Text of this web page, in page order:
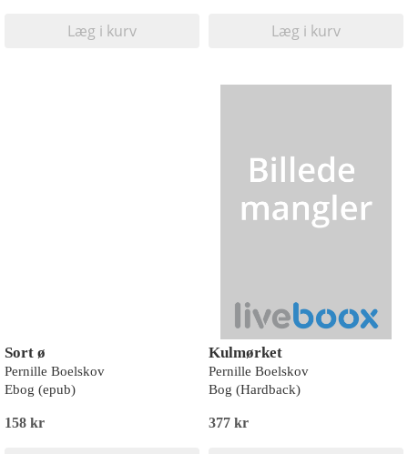
Læg i kurv Læg i kurv
Sort ø
Pernille Boelskov
Ebog (epub)
158 kr
Kulmørket
Pernille Boelskov
Bog (Hardback)
377 kr